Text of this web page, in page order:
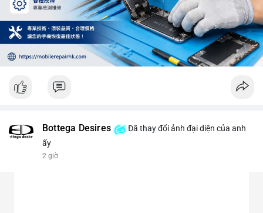
Bottega Desires
Đã thay đổi ảnh đại diện của anh
ấy
2 giờ